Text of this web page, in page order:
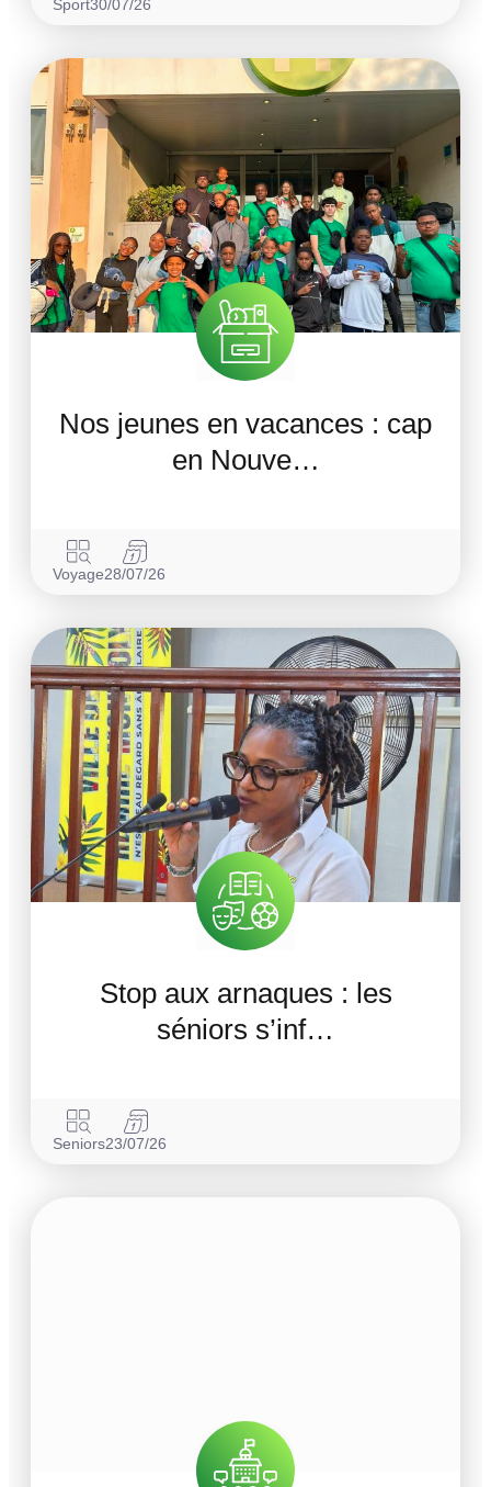
Sport30/07/26
Nos jeunes en vacances : cap
en Nouve…
Voyage28/07/26
Stop aux arnaques : les
séniors s’inf…
Seniors23/07/26